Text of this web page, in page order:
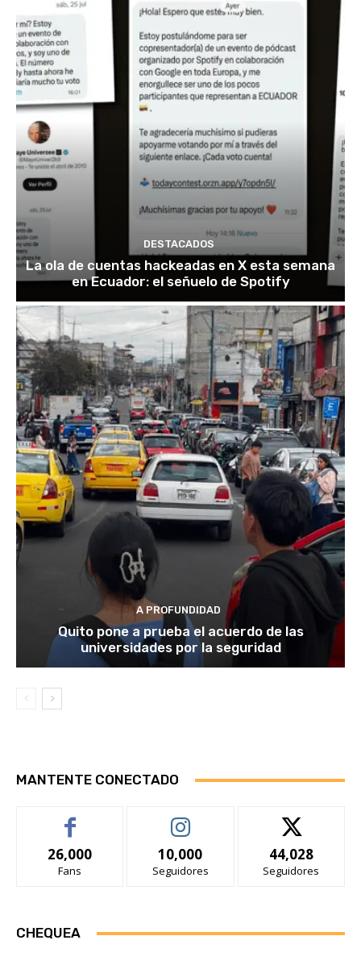
DESTACADOS
La ola de cuentas hackeadas en X esta semana
en Ecuador: el señuelo de Spotify
A PROFUNDIDAD
Quito pone a prueba el acuerdo de las
universidades por la seguridad
MANTENTE CONECTADO
26,000
Fans
10,000
Seguidores
44,028
Seguidores
CHEQUEA